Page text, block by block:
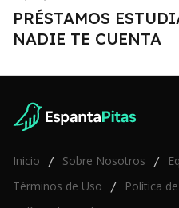
PRÉSTAMOS
NADIE TE CUENTA
Inicio / Sobre Nosotros /
Términos de Uso / Política